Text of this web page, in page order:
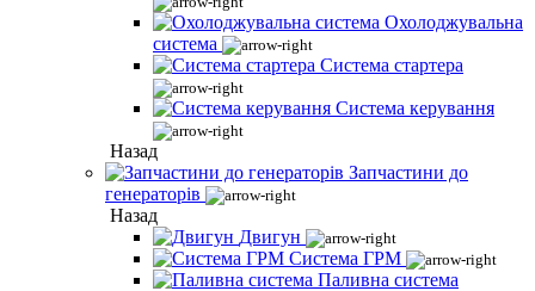
Охолоджувальна
система
Система стартера
Система керування
Назад
Запчастини до
генераторів
Назад
Двигун
Система ГРМ
Паливна система